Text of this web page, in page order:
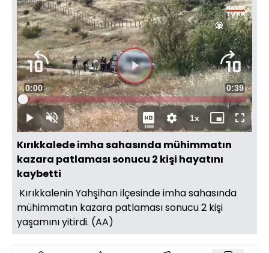
Videoyu
Oynat
OynatSesi
Aç
Süre
0:00 Toplam
Süre
0:39
1080
Yüklendi:
26.80%
1xOynatma
Hızı
Mini
oynatıcı
Tam
Ekran
Kırıkkalede imha sahasında mühimmatın
kazara patlaması sonucu 2 kişi hayatını
kaybetti
Kırıkkalenin Yahşihan ilçesinde imha sahasında
mühimmatın kazara patlaması sonucu 2 kişi
yaşamını yitirdi. (AA)